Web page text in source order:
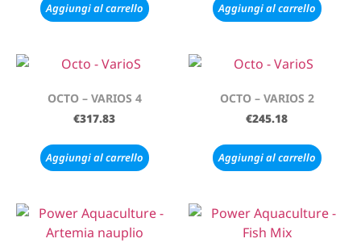
Aggiungi al carrello Aggiungi al carrello
OCTO – VARIOS 4
€317.83
Aggiungi al carrello
OCTO – VARIOS 2
€245.18
Aggiungi al carrello